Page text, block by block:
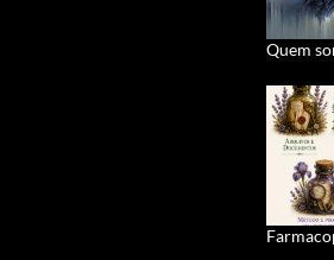
Quem